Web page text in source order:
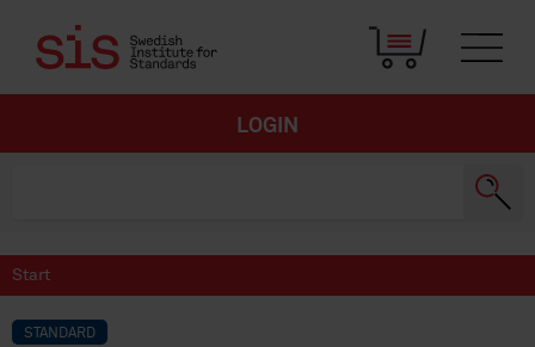
LOGIN
Start
STANDARD